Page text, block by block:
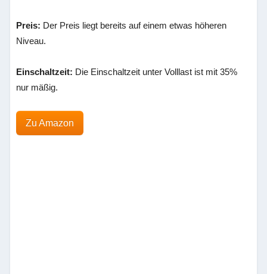
Preis: Der Preis liegt bereits auf einem etwas höheren
Niveau.
Einschaltzeit: Die Einschaltzeit unter Volllast ist mit 35%
nur mäßig.
Zu Amazon